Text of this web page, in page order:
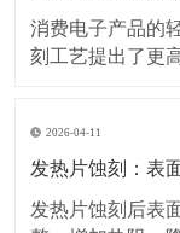
消费电子产品的
刻工艺提出了更
构加工。此外，
增，蚀刻工艺与
2026-04-11
发热片蚀刻：表
发热片蚀刻后表